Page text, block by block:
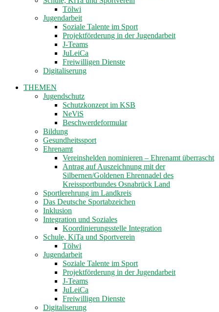
Tölwi
Jugendarbeit
Soziale Talente im Sport
Projektförderung in der Jugendarbeit
J-Teams
JuLeiCa
Freiwilligen Dienste
Digitaliserung
THEMEN
Jugendschutz
Schutzkonzept im KSB
NeViS
Beschwerdeformular
Bildung
Gesundheitssport
Ehrenamt
Vereinshelden nominieren – Ehrenamt überrascht
Antrag auf Auszeichnung mit der
Silbernen/Goldenen Ehrennadel des
Kreissportbundes Osnabrück Land
Sportlerehrung im Landkreis
Das Deutsche Sportabzeichen
Inklusion
Integration und Soziales
Koordinierungsstelle Integration
Schule, KiTa und Sportverein
Tölwi
Jugendarbeit
Soziale Talente im Sport
Projektförderung in der Jugendarbeit
J-Teams
JuLeiCa
Freiwilligen Dienste
Digitaliserung